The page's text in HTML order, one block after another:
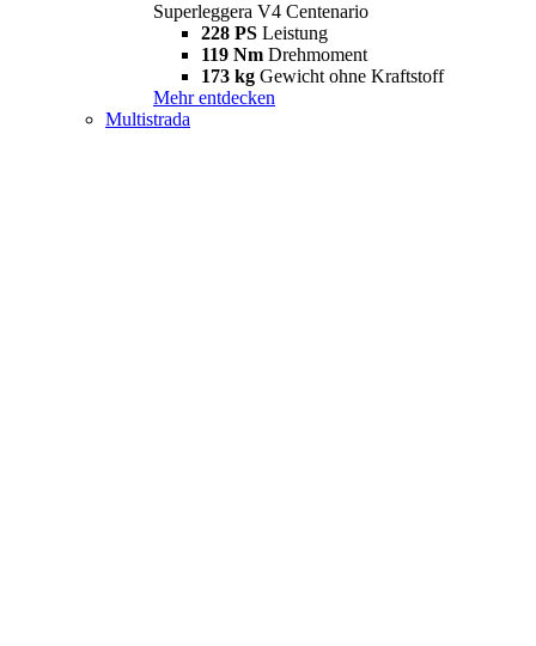
Superleggera V4 Centenario
228 PS Leistung
119 Nm Drehmoment
173 kg Gewicht ohne Kraftstoff
Mehr entdecken
Multistrada